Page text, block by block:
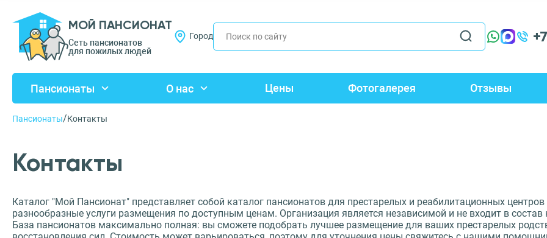
МОЙ ПАНСИОНАТ
Сеть пансионатов
для пожилых людей
Город
Пансионаты О нас Цены Фотогалерея Отзывы
Пансионаты/Контакты
Контакты
Каталог "Мой Пансионат" представляет собой каталог пансионатов для престарелых и реабилитационных
разнообразные услуги размещения по доступным ценам. Организация является независимой и не входит в состав
База пансионатов максимально полная: вы сможете подобрать лучшее размещение для ваших престарелых